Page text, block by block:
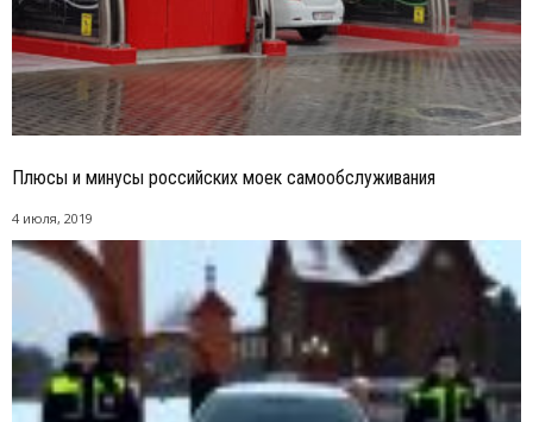
Плюсы и минусы российских моек самообслуживания
4 июля, 2019